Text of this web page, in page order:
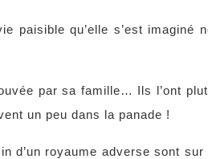
paisible qu’elle s’est imaginé
par sa famille… Ils l’ont
un peu dans la panade !
d’un royaume adverse sont sur